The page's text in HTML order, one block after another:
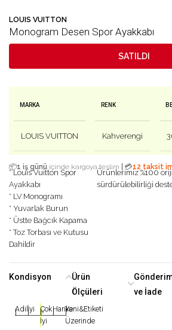
LOUIS VUITTON
Monogram Desen Spor Ayakkabı
SATILDI
MARKA
LOUIS VUITTON
RENK
Kahverengi
📦1 iş günü içinde kargoya teslim 💳12 taksit
* Louis Vuitton Spor
Ayakkabı
* LV Monogramı
* Yuvarlak Burun
* Üstte Bağcık Kapama
* Toz Torbası ve Kutusu
Dahildir
Ürünlerimiz %100
sürdürülebilirliği
Kondisyon
|Adil|İyi |Çok
İyi
|Harika
|Yeni&Etiketi
Üzerinde
Ürün
Ölçüleri
ve İade